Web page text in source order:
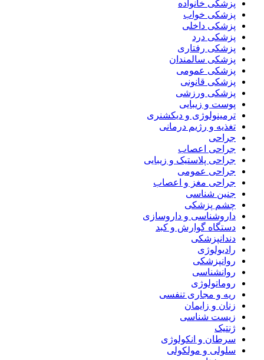
پزشکی خانواده
پزشکی خواب
پزشکی داخلی
پزشکی درد
پزشکی رفتاری
پزشکی سالمندان
پزشکی عمومی
پزشکی قانونی
پزشکی ورزشی
پوست و زیبایی
ترمینولوژی و دیکشنری
تغذیه و رژیم درمانی
جراحی
جراحی اعصاب
جراحی پلاستیک و زیبایی
جراحی عمومی
جراحی مغز و اعصاب
جنین شناسی
چشم پزشکی
داروشناسی و داروسازی
دستگاه گوارش و کبد
دندانپزشکی
رادیولوژی
روانپزشکی
روانشناسی
روماتولوژی
ریه و مجاری تنفسی
زنان و زایمان
زیست شناسی
ژنتیک
سرطان و انکولوژی
سلولی و مولکولی